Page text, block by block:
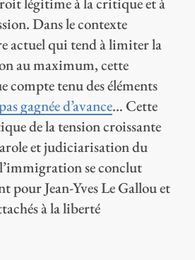
Dans le contexte
actuel qui tend à limiter la
au maximum, cette
compte tenu des éléments
gagnée d’avance… Cette
de la tension croissante
et judiciarisation du
se conclut
pour Jean-Yves Le Gallou et
à la liberté